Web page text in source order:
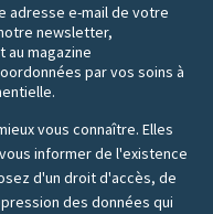
adresse e-mail de votre
newsletter,
au magazine
par vos soins à
vous connaître. Elles
informer de l'existence
d'un droit d'accès, de
des données qui